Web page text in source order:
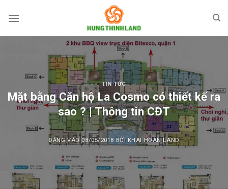
qua
TIN TỨC
Mặt bằng Căn hộ La Cosmo có thiết kế ra
sao ? | Thông tin CĐT
ĐĂNG VÀO 08/05/2018 BỞI KHAI HOAN LAND